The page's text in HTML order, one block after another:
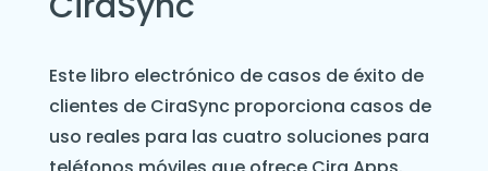
Este libro electrónico de casos de éxito de
clientes de CiraSync proporciona casos de
uso reales para las cuatro soluciones para